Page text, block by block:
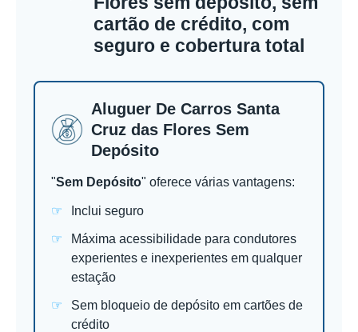
cartão de crédito, com
seguro e cobertura total
Aluguer De Carros Santa
Cruz das Flores Sem
Depósito
"Sem Depósito" oferece várias vantagens:
Inclui seguro
Máxima acessibilidade para condutores
experientes e inexperientes em qualquer
estação
Sem bloqueio de depósito em cartões de
crédito